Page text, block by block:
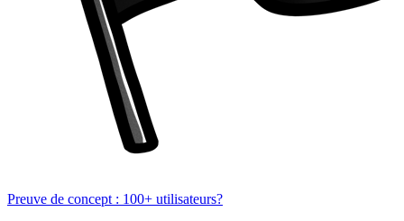
Preuve de concept : 100+ utilisateurs?